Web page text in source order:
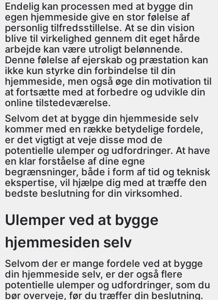
Endelig kan processen med at bygge din
egen hjemmeside give en stor følelse af
personlig tilfredsstillelse. At se din vision
blive til virkelighed gennem dit eget hårde
arbejde kan være utroligt belønnende.
Denne følelse af ejerskab og præstation kan
ikke kun styrke din forbindelse til din
hjemmeside, men også øge din motivation til
at fortsætte med at forbedre og udvikle din
online tilstedeværelse.
Selvom det at bygge din hjemmeside selv
kommer med en række betydelige fordele,
er det vigtigt at veje disse mod de
potentielle ulemper og udfordringer. At have
en klar forståelse af dine egne
begrænsninger, både i form af tid og teknisk
ekspertise, vil hjælpe dig med at træffe den
bedste beslutning for din virksomhed.
Ulemper ved at bygge
hjemmesiden selv
Selvom der er mange fordele ved at bygge
din hjemmeside selv, er der også flere
potentielle ulemper og udfordringer, som du
bør overveje, før du træffer din beslutning.